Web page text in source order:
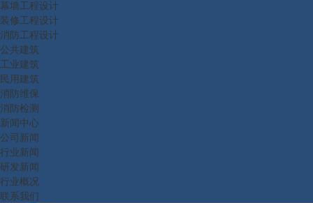
幕墙工程设计
装修工程设计
消防工程设计
公共建筑
工业建筑
民用建筑
消防维保
消防检测
新闻中心
公司新闻
行业新闻
研发新闻
行业概况
联系我们